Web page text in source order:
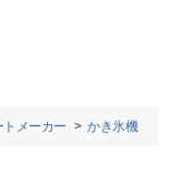
メーカー かき氷機